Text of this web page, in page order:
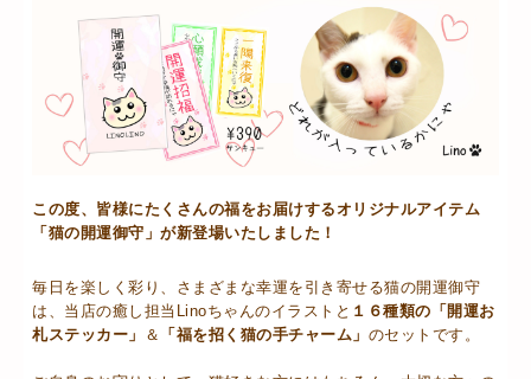
この度、皆様にたくさんの福をお届けするオリジナルアイテム
「猫の開運御守」が新登場いたしました！
毎日を楽しく彩り、さまざまな幸運を引き寄せる猫の開運御守
は、当店の癒し担当Linoちゃんのイラストと １６種類の「開運お
札ステッカー」
＆ 「福を招く猫の手チャーム」 のセットです。